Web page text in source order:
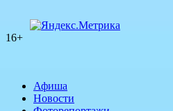
16+
Афиша
Новости